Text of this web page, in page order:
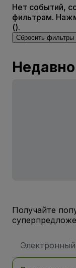
Нет событий,
фильтрам.
().
Сбросить фильтры
Получайте
электронной